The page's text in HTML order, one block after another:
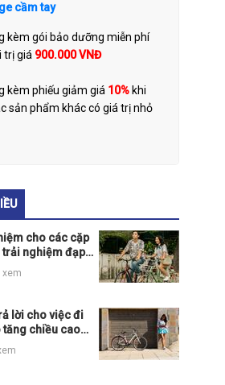
cầm tay
kèm gói bảo dưỡng miễn phí
trị giá 900.000 VNĐ
kèm phiếu giảm giá 10% khi
sản phẩm khác có giá trị nhỏ
cho các cặp
nghiệm đạp
xem
lời cho việc đi
tăng chiều cao